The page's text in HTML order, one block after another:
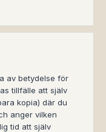
av betydelse för
tillfälle att själv
kopia) där du
anger vilken
tid att själv